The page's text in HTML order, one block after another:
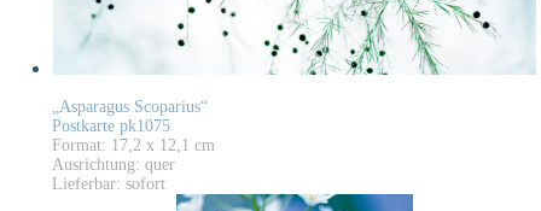
„Asparagus Scoparius“
Postkarte pk1075
Format: 17,2 x 12,1 cm
Ausrichtung: quer
Lieferbar: sofort